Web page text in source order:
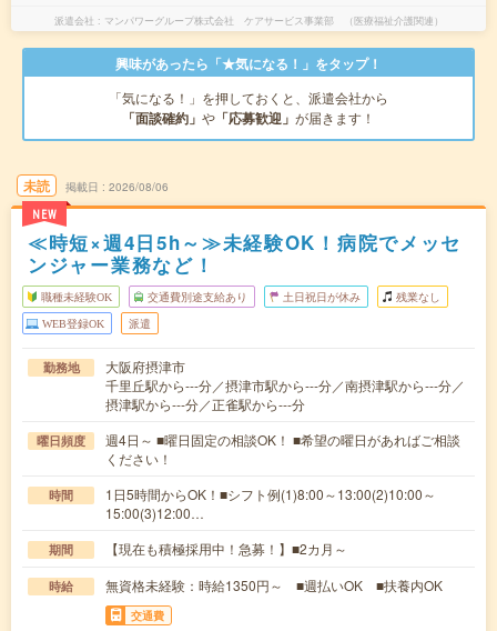
派遣会社 マンパワーグループ株式会社 ケアサービス事業部 （医療福祉介護関連）
興味があったら「★気になる！」をタップ！
「気になる！」を押しておくと、派遣会社から
「面談確約」 や 「応募歓迎」 が届きます！
未読
NEW
掲載日 2026/08/06
≪時短×週4日5h～≫未経験OK！病院でメッセ
ンジャー業務など！
職種未経験OK 交通費別途支給あり 土日祝日が休み 残業なし
WEB登録OK 派遣
勤務地
大阪府摂津市
千里丘駅から---分／摂津市駅から---分／南摂津駅から---分／
摂津駅から---分／正雀駅から---分
曜日頻度
週4日～ ■曜日固定の相談OK！ ■希望の曜日があればご相談
ください！
時間
1日5時間からOK！■シフト例(1)8:00～13:00(2)10:00～
15:00(3)12:00…
期間 【現在も積極採用中！急募！】■2カ月～
時給 無資格未経験：時給1350円～ ■週払いOK ■扶養内OK
交通費